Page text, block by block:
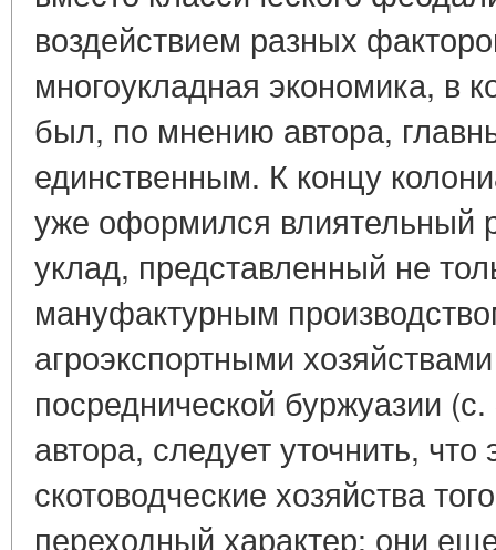
воздействием разных
многоукладная экономика, в
был, по мнению автора,
единственным. К концу
уже оформился влиятельный
уклад, представленный не
мануфактурным
агроэкспортными
посреднической буржуазии
автора, следует уточнить, что
скотоводческие хозяйства
переходный характер: они